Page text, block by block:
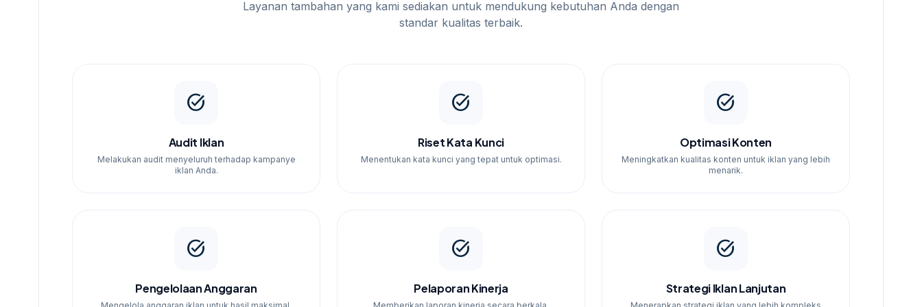
Layanan tambahan yang kami sediakan untuk mendukung kebutuhan Anda dengan
standar kualitas terbaik.
task_alt
Audit Iklan
Melakukan audit menyeluruh terhadap kampanye
iklan Anda.
task_alt
Riset Kata Kunci
Menentukan kata kunci yang tepat untuk optimasi.
task_alt
Optimasi Konten
Meningkatkan kualitas konten untuk iklan yang lebih
menarik.
task_alt
Pengelolaan Anggaran
task_alt
Pelaporan Kinerja
task_alt
Strategi Iklan Lanjutan